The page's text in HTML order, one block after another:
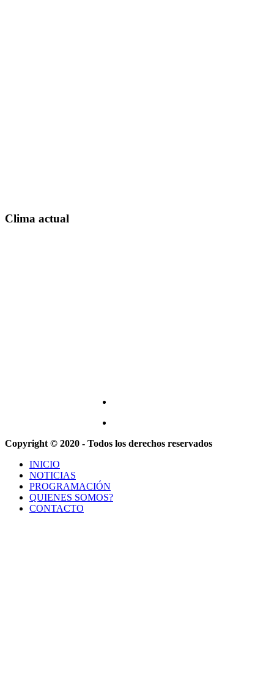
Clima actual
Copyright © 2020 - Todos los derechos reservados
INICIO
NOTICIAS
PROGRAMACIÓN
QUIENES SOMOS?
CONTACTO